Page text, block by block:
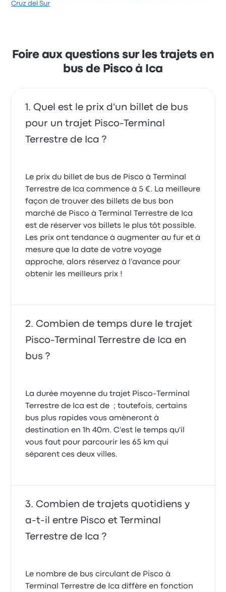
Cruz del Sur
Foire aux questions sur les trajets en
bus de Pisco à Ica
Quel est le prix d'un billet de bus
pour un trajet Pisco-Terminal
Terrestre de Ica ?
Le prix du billet de bus de Pisco à Terminal
Terrestre de Ica commence à 5 €. La meilleure
façon de trouver des billets de bus bon
marché de Pisco à Terminal Terrestre de Ica
est de réserver vos billets le plus tôt possible.
Les prix ont tendance à augmenter au fur et à
mesure que la date de votre voyage
approche, alors réservez à l'avance pour
obtenir les meilleurs prix !
Combien de temps dure le trajet
Pisco-Terminal Terrestre de Ica en
bus ?
La durée moyenne du trajet Pisco-Terminal
Terrestre de Ica est de ; toutefois, certains
bus plus rapides vous amèneront à
destination en 1h 40m. C'est le temps qu'il
vous faut pour parcourir les 65 km qui
séparent ces deux villes.
Combien de trajets quotidiens y
a-t-il entre Pisco et Terminal
Terrestre de Ica ?
Le nombre de bus circulant de Pisco à
Terminal Terrestre de Ica diffère en fonction